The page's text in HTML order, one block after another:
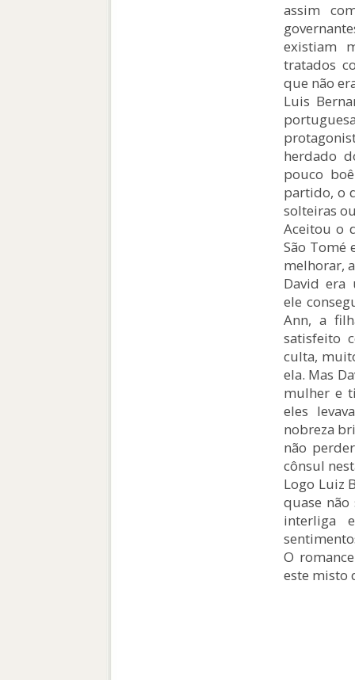
assim
existiam
tratados
que não
Luis
herdado
pouco
partido, o
solteiras
Aceitou o
São Tomé
melhorar,
David era
ele
Ann, a
satisfeito
culta,
ela. Mas
mulher e
eles
nobreza
não
cônsul
Logo Luiz
quase
interliga
O
este misto